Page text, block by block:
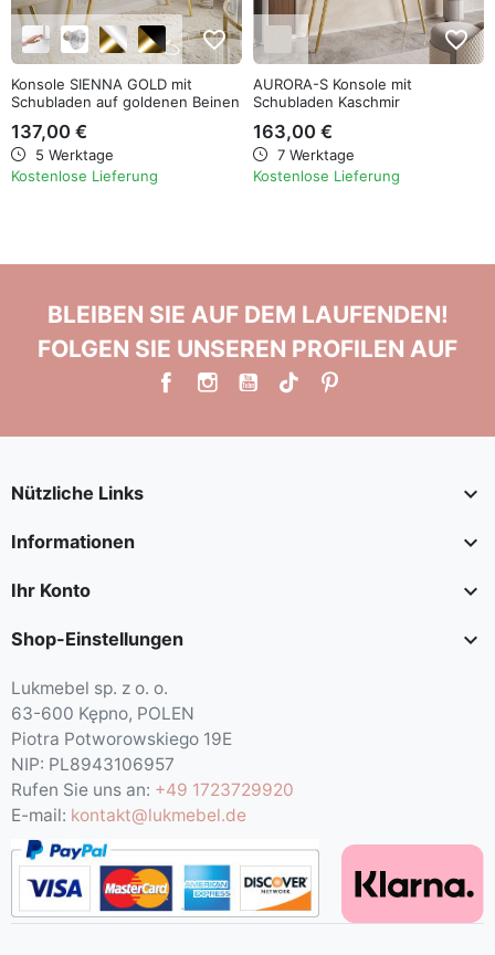
favorite_border
Konsole SIENNA GOLD mit
Schubladen auf goldenen Beinen
137,00 €
5 Werktage
Kostenlose Lieferung
favorite_border
AURORA-S Konsole mit
Schubladen Kaschmir
163,00 €
7 Werktage
Kostenlose Lieferung
BLEIBEN SIE AUF DEM LAUFENDEN!
FOLGEN SIE UNSEREN PROFILEN AUF
Nützliche Links 
Informationen 
Ihr Konto 
Shop-Einstellungen 
Lukmebel sp. z o. o.
63-600 Kępno, POLEN
Piotra Potworowskiego 19E
NIP: PL8943106957
Rufen Sie uns an: +49 1723729920
E-mail: kontakt@lukmebel.de